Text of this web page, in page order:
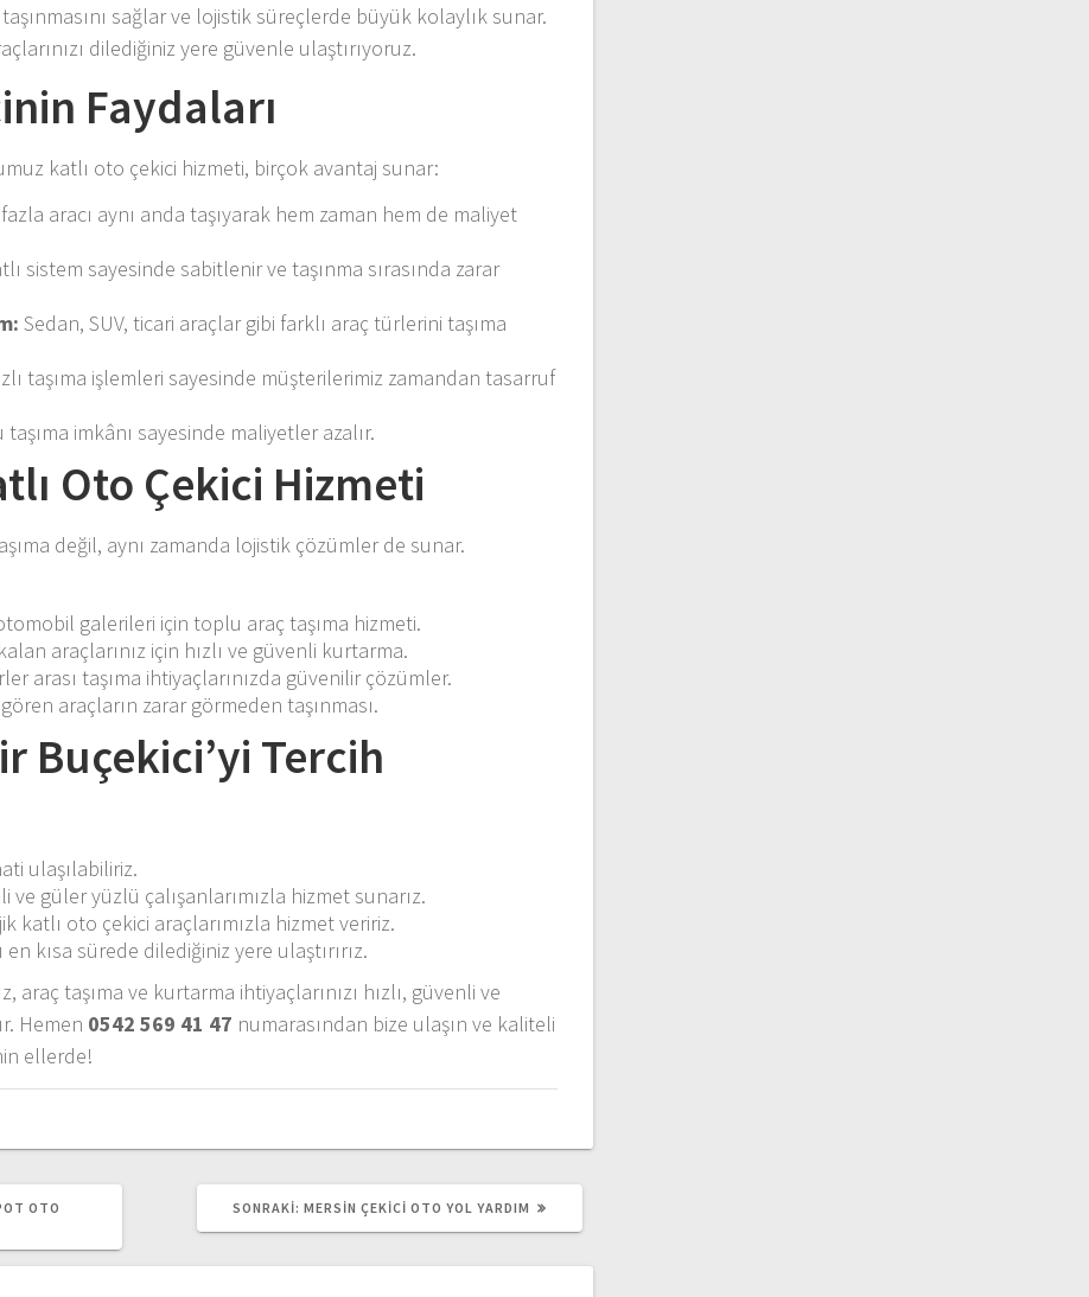
sağlar ve lojistik süreçlerde büyük kolaylık sunar.
dilediğiniz yere güvenle ulaştırıyoruz.
Faydaları
katlı oto çekici hizmeti, birçok avantaj sunar:
aracı aynı anda taşıyarak hem zaman hem de maliyet
sistem sayesinde sabitlenir ve taşınma sırasında zarar
Sedan, SUV, ticari araçlar gibi farklı araç türlerini taşıma
taşıma işlemleri sayesinde müşterilerimiz zamandan tasarruf
taşıma imkânı sayesinde maliyetler azalır.
Oto Çekici Hizmeti
değil, aynı zamanda lojistik çözümler de sunar.
galerileri için toplu araç taşıma hizmeti.
araçlarınız için hızlı ve güvenli kurtarma.
arası taşıma ihtiyaçlarınızda güvenilir çözümler.
araçların zarar görmeden taşınması.
Buçekici’yi Tercih
ulaşılabiliriz.
ve güler yüzlü çalışanlarımızla hizmet sunarız.
katlı oto çekici araçlarımızla hizmet veririz.
en kısa sürede dilediğiniz yere ulaştırırız.
araç taşıma ve kurtarma ihtiyaçlarınızı hızlı, güvenli ve
Hemen 0542 569 41 47 numarasından bize ulaşın ve kaliteli
ellerde!
OTO
SONRAKI: SONRAKI
MERSIN ÇEKICI OTO YOL YARDIM